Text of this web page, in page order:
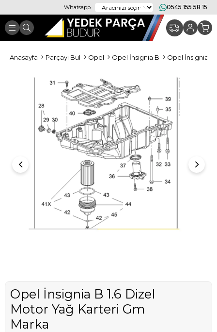
Whatsapp 0545 155 58 15
Anasayfa Parçayı Bul Opel Opel İnsignia B Opel İnsignia
Opel İnsignia B 1.6 Dizel
Motor Yağ Karteri Gm
Marka